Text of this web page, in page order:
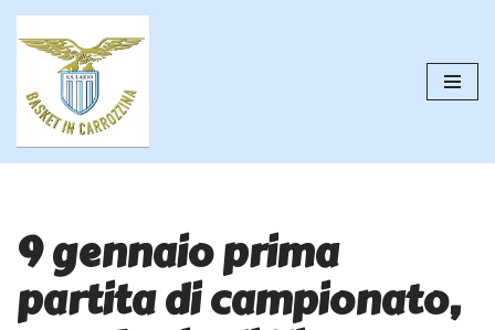
contenuto
9 gennaio prima
partita di campionato,